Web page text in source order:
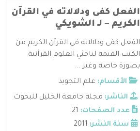
الفعل كفى ودلالاته في القرآن
الكريم – لـ الشويكي
الفعل كفى ودلالاته في القرآن الكريم من
الكتب القيمة لباحثي العلوم القرآنية
بصورة خاصة وغير ...
الأقسام: علم التجويد
الناشر: مجلة جامعة الخليل للبحوث
عدد الصفحات:
سنة النشر: